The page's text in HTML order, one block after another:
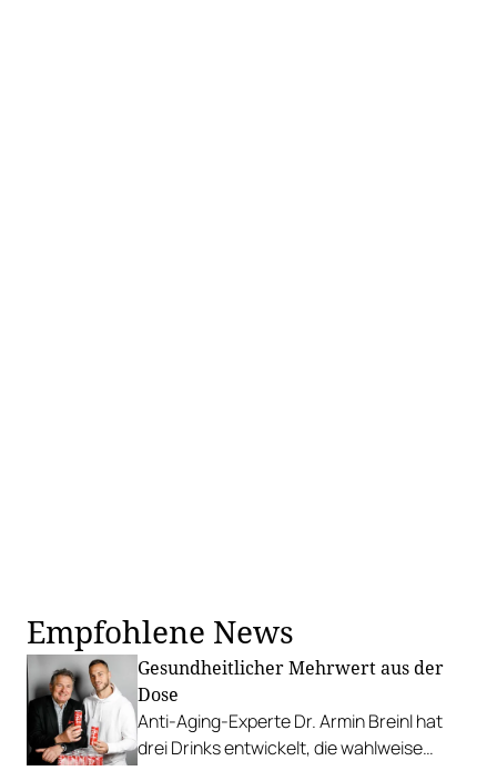
Empfohlene News
Gesundheitlicher Mehrwert aus der
Dose
Anti-Aging-Experte Dr. Armin Breinl hat
drei Drinks entwickelt, die wahlweise